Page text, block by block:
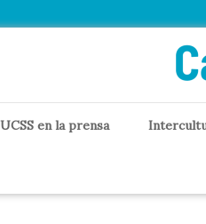
UCSS en la prensa